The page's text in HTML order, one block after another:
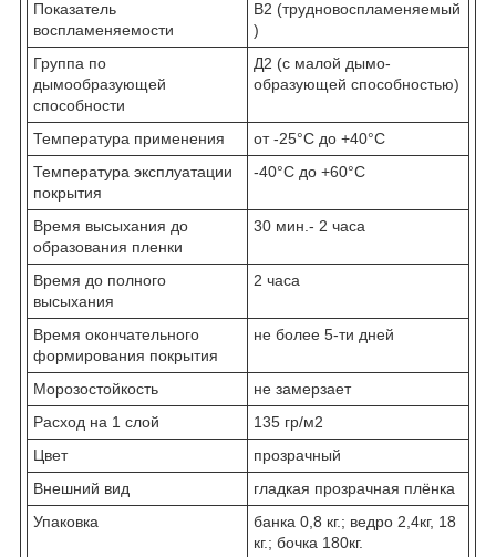
Показатель
воспламеняемости
В2 (трудновоспламеняемый
)
Группа по
дымообразующей
способности
Д2 (с малой дымо-
образующей способностью)
Температура применения
от -25°С до +40°С
Температура эксплуатации
покрытия
-40°С до +60°С
Время высыхания до
образования пленки
30 мин.- 2 часа
Время до полного
высыхания
2 часа
Время окончательного
формирования покрытия
не более 5-ти дней
Морозостойкость
не замерзает
Расход на 1 слой
135 гр/м2
Цвет
прозрачный
Внешний вид
гладкая прозрачная плёнка
Упаковка
банка 0,8 кг.; ведро 2,4кг, 18
кг.; бочка 180кг.